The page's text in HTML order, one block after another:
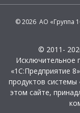
© 2026 АО «Группа
© 2011-
Исключительное
«1С:Предприятие
продуктов системы
этом сайте,